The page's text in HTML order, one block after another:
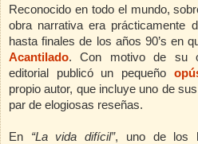
Reconocido en todo el mundo,
obra narrativa era prácticamente
hasta finales de los años 90’s en
Acantilado. Con motivo de su
editorial publicó un pequeño
propio autor, que incluye uno de
par de elogiosas reseñas.
En “La vida difícil”, uno de los